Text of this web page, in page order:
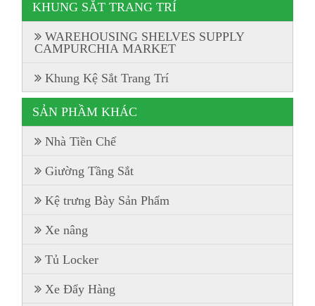
KHUNG SẮT TRANG TRÍ
WAREHOUSING SHELVES SUPPLY
CAMPURCHIA MARKET
Khung Kệ Sắt Trang Trí
SẢN PHẦM KHÁC
Nhà Tiền Chế
Giường Tầng Sắt
Kệ trưng Bày Sản Phẩm
Xe nâng
Tủ Locker
Xe Đẩy Hàng